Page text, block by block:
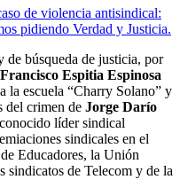
de búsqueda de justicia, por
Espitia Espinosa
la escuela “Charry Solano” y
del crimen de Jorge Darío
líder sindical
sindicales en el
Educadores, la Unión
sindicatos de Telecom y de la